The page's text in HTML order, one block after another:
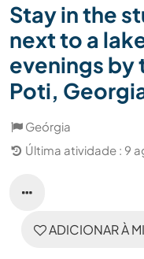
Stay in the
next to a
evenings by
Poti,
Geórgia
Última atividade : 9
ADICIONAR À